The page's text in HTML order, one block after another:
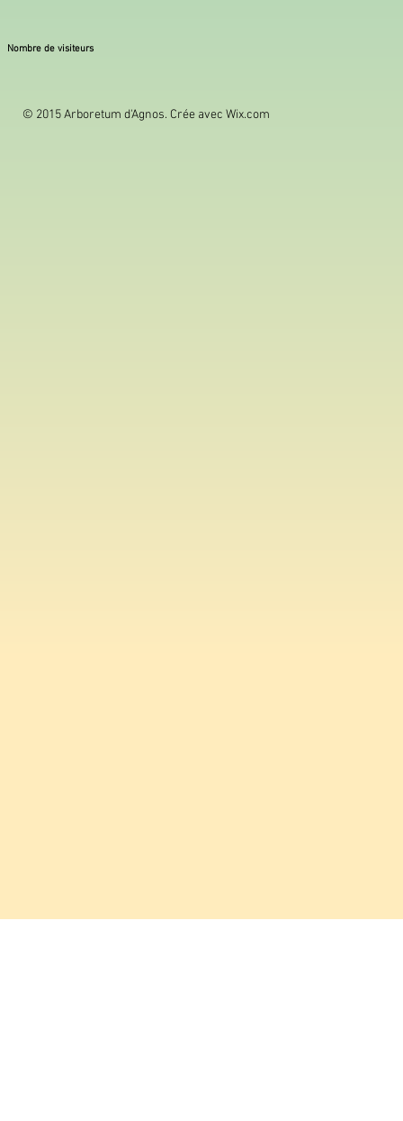
Nombre de visiteurs
© 2015 Arboretum d'Agnos. Crée avec Wix.com